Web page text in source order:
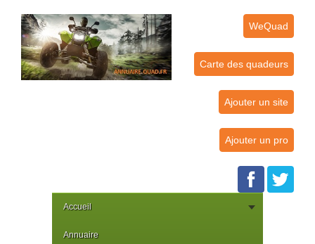
WeQuad
Carte des quadeurs
Ajouter un site
Ajouter un pro
Accueil
Annuaire